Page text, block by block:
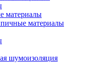
материалы
материалы
шумоизоляция